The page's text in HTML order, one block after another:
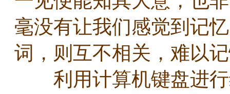
毫没有让我们感觉到记
词，则互不相关，难以
利用计算机键盘进行